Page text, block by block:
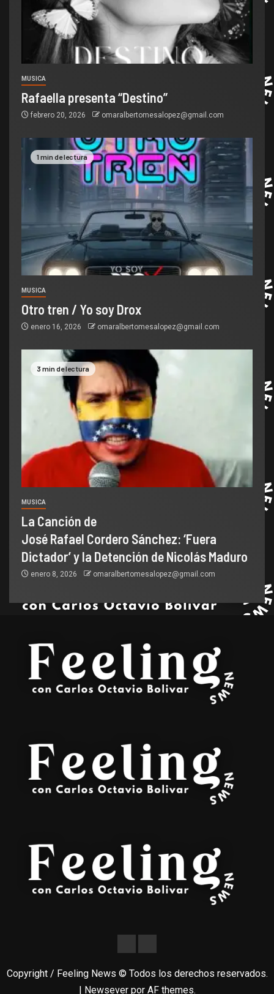
MUSICA
Rafaella presenta “Destino”
febrero 20, 2026 omaralbertomesalopez@gmail.com
1 min de lectura
MUSICA
Otro tren / Yo soy Drox
enero 16, 2026 omaralbertomesalopez@gmail.com
3 min de lectura
MUSICA
La Canción de
José Rafael Cordero Sánchez: ‘Fuera
Dictador’ y la Detención de Nicolás Maduro
enero 8, 2026 omaralbertomesalopez@gmail.com
Copyright / Feeling News © Todos los derechos reservados.
| Newseverpor AF themes.